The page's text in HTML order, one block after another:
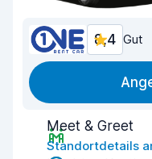
8,4 Gut
Meet & Greet
Standortdetails